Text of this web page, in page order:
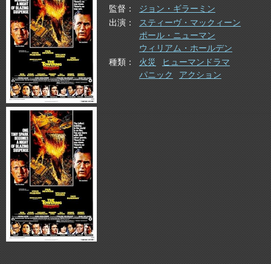
監督
ジョン・ギラーミン
出演
スティーヴ・マックィーン
ポール・ニューマン
ウィリアム・ホールデン
種類
火災
ヒューマンドラマ
パニック
アクション